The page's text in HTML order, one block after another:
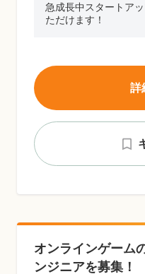
急成長中スタートア
ただけます！
詳
オンラインゲーム
ンジニアを募集！